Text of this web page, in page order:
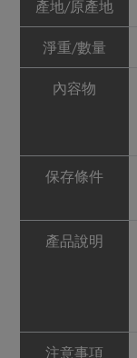
產地/原產地
淨重/數量
內容物
保存條件
產品說明
注意事項